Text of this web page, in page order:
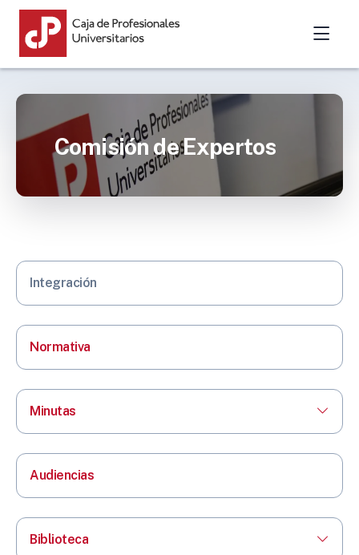
Comisión de Expertos
Integración
Normativa
Minutas
Audiencias
Biblioteca